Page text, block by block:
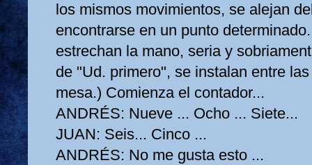
los mismos movimientos, se alejan
encontrarse en un punto
estrechan la mano, seria y
de "Ud. primero", se instalan entre
mesa.) Comienza el contador...
ANDRÉS: Nueve ... Ocho ... Siete...
JUAN: Seis... Cinco ...
ANDRÉS: No me gusta esto ...